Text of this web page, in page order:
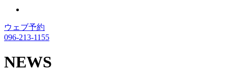
ウェブ予約
096-213-1155
NEWS